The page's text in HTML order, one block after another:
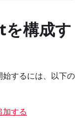
構成す
するには、以下の
する